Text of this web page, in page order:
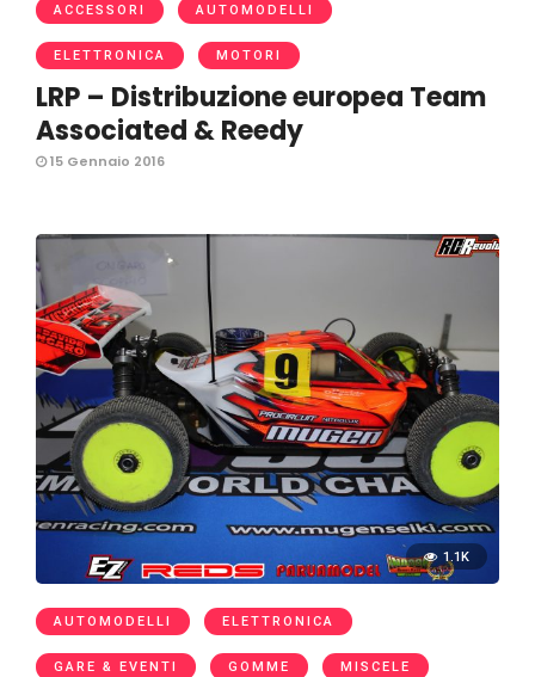
ACCESSORI AUTOMODELLI
ELETTRONICA MOTORI
LRP – Distribuzione europea Team
Associated & Reedy
15 Gennaio 2016
1.1K
AUTOMODELLI ELETTRONICA
GARE & EVENTI GOMME MISCELE